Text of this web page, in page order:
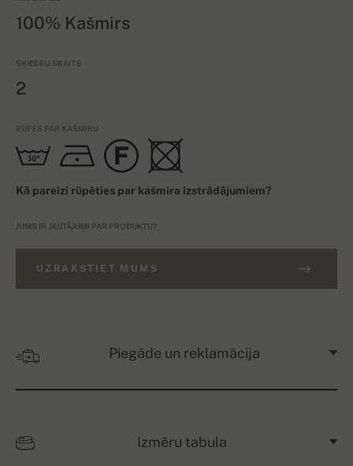
100% Kašmirs
ŠĶIEDRU SKAITS
2
RŪPES PAR KAŠMIRU
Kā pareizi rūpēties par kašmira izstrādājumiem?
JUMS IR JAUTĀJUMI PAR PRODUKTU?
UZRAKSTIET MUMS
Piegāde un reklamācija
Izmēru tabula